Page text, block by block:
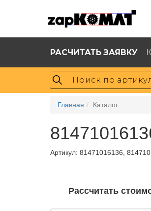
РАСЧИТАТЬ ЗАЯВКУ
Главная Каталог
Артикул: 81471016136,
Рассчитать